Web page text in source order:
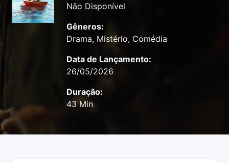
Não Disponível
Gêneros:
Drama, Mistério, Comédia
Data de Lançamento:
26/05/2026
Duração:
43 Min